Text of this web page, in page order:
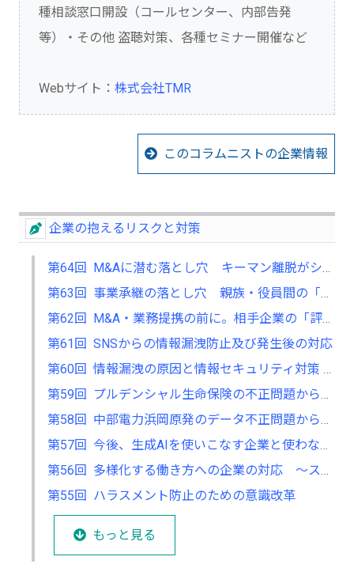
種相談窓口開設（コールセンター、内部告発
等）・その他 盗聴対策、各種セミナー開催など
Webサイト： 株式会社TMR
このコラムニストの企業情報
企業の抱えるリスクと対策
第64回 M&Aに潜む落とし穴 キーマン離脱がシナジーを崩すとき、企業はどう備えるべきか？
第63回 事業承継の落とし穴 親族・役員間の「感情的対立」を未然に防ぐための調査と対話
第62回 M&A・業務提携の前に。相手企業の「評判」と「社風」を調査する意義 ～数字（財務諸表）には表れない、企業の総合力をどう探るか～
第61回 SNSからの情報漏洩防止及び発生後の対応
第60回 情報漏洩の原因と情報セキュリティ対策 ～その情報漏洩の要因はサイバー攻撃によるものか～
第59回 プルデンシャル生命保険の不正問題から企業が学ぶべき課題
第58回 中部電力浜岡原発のデータ不正問題から企業が学ぶべき課題
第57回 今後、生成AIを使いこなす企業と使わない企業の差はどう開いていくか
第56回 多様化する働き方への企業の対応 ～スポットワークという新しい働き方～
第55回 ハラスメント防止のための意識改革
もっと見る